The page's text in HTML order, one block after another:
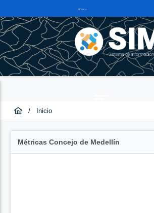
/ Inicio
Métricas Concejo de Medellín